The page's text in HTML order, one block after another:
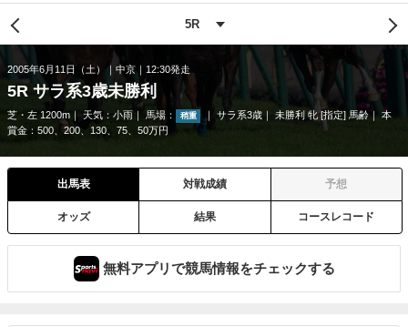
2005年6月11日（土） 中京 12:30発走
5R サラ系3歳未勝利
芝・左 1200m 天気： 小雨 馬場： 稍重 サラ系3歳 未勝利 牝 [指定] 馬齢
本
賞金：500、200、130、75、50万円
出馬表 対戦成績 予想
オッズ 結果 コースレコード
無料アプリで競馬情報をチェックする